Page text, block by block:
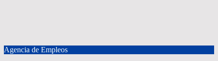
Agencia de Empleos